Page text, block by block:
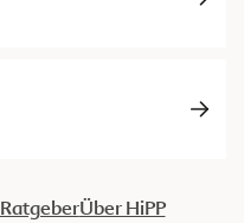
RatgeberÜber HiPP